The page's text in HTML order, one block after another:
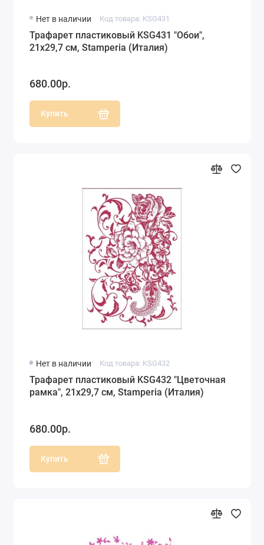
Нет в наличии Код товара: KSG431
Трафарет пластиковый KSG431 "Обои",
21х29,7 см, Stamperia (Италия)
680.00р.
Купить
Нет в наличии Код товара: KSG432
Трафарет пластиковый KSG432 "Цветочная
рамка", 21х29,7 см, Stamperia (Италия)
680.00р.
Купить